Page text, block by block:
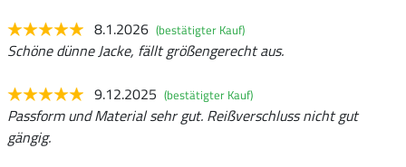
8.1.2026 (bestätigter Kauf)
Schöne dünne Jacke, fällt größengerecht aus.
9.12.2025 (bestätigter Kauf)
Passform und Material sehr gut. Reißverschluss nicht gut
gängig.